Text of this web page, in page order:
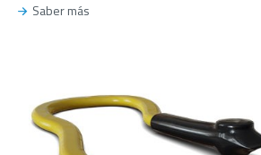
Saber más